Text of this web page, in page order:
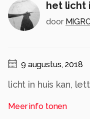
het licht
door
9 augustus, 2018
licht in huis kan,
positieve dingen in
Meer info tonen